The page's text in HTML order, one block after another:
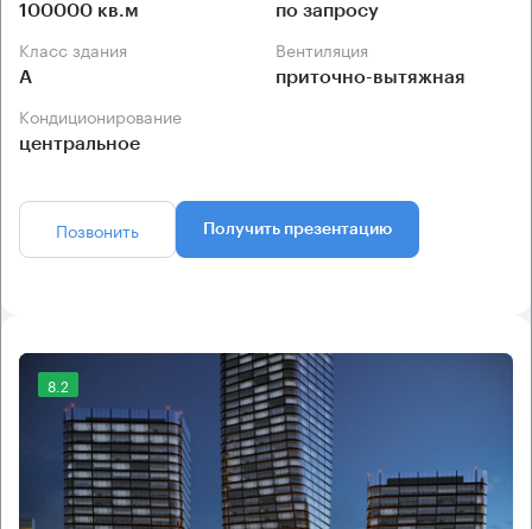
100000 кв.м по запросу
Класс здания
А
Вентиляция
приточно-вытяжная
Кондиционирование
центральное
Позвонить Получить презентацию
8.2